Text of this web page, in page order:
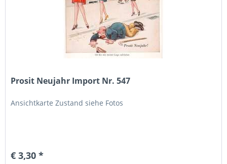
Prosit Neujahr Import Nr. 547
Ansichtkarte Zustand siehe Fotos
€ 3,30 *